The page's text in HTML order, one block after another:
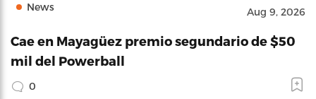
News Aug 9, 2026
Cae en Mayagüez premio segundario de $50
mil del Powerball
0